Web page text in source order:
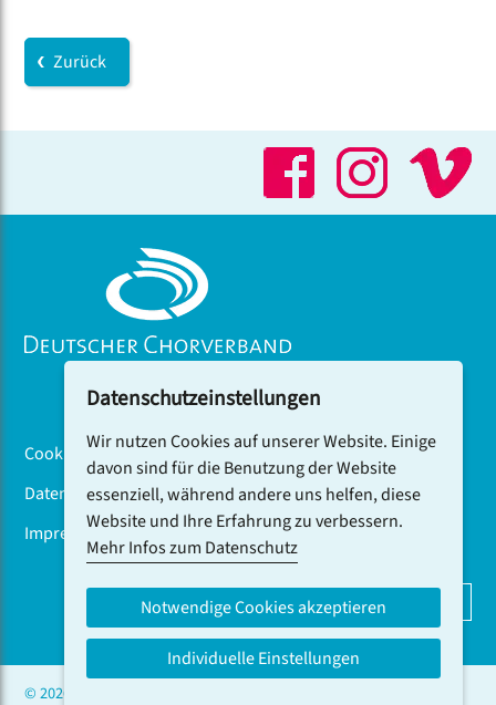
Zurück
Cookiebanner
Datenschutz
Impressum
DCV-NEWSLETTER ABONNIEREN
© 2026 CHOR.COM
Datenschutzeinstellungen
Wir nutzen Cookies auf unserer Website. Einige
davon sind für die Benutzung der Website
essenziell, während andere uns helfen, diese
Website und Ihre Erfahrung zu verbessern.
Mehr Infos zum Datenschutz
Notwendige Cookies akzeptieren
Individuelle Einstellungen